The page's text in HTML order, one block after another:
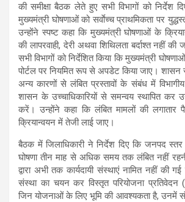
की समीक्षा बैठक लेते हुए सभी विभागों को निर्देश
मुख्यमंत्री घोषणाओं को सर्वाेच्च प्राथमिकता पर
उन्होंने स्पष्ट कहा कि मुख्यमंत्री घोषणाओं के
की लापरवाही, देरी अथवा शिथिलता बर्दाश्त नहीं की
सभी विभागों को निर्देशित किया कि मुख्यमंत्री
पोर्टल पर नियमित रूप से अपडेट किया जाए। शासन
अन्य कारणों से लंबित प्रस्तावों के संबंध में विभागीय
शासन के उच्चाधिकारियों से समन्वय स्थापित कर
करें। उन्होंने कहा कि लंबित मामलों की
क्रियान्वयन में तेजी लाई जाए।
बैठक में जिलाधिकारी ने निर्देश दिए कि जनपद
घोषणा तीन माह से अधिक समय तक लंबित नहीं रहनी
द्वारा अभी तक कार्यदायी संस्थाएं नामित नहीं की
संस्था का चयन कर विस्तृत परियोजना प्रतिवेदन
जिन योजनाओं के लिए भूमि की आवश्यकता है, उनमें